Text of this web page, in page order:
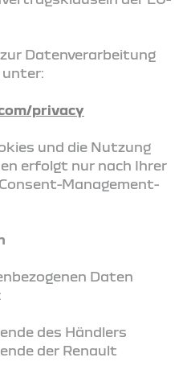
Datenverarbeitung
unter:
privacy
und die Nutzung
erfolgt nur nach Ihrer
Management-
Daten
des Händlers
der Renault